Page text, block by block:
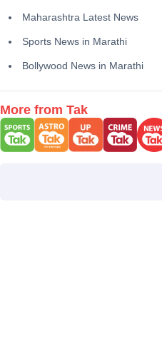
Maharashtra Latest News
Sports News in Marathi
Bollywood News in Marathi
More from Tak